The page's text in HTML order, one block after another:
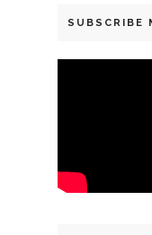
SUBSCRIBE